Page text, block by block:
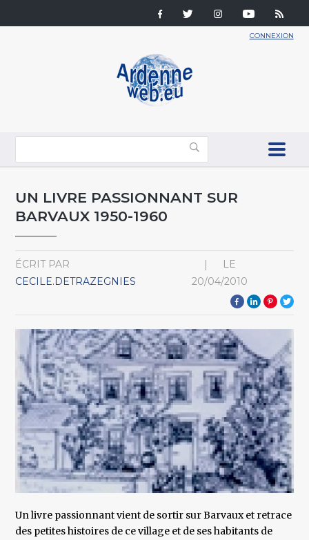
CONNEXION
UN LIVRE PASSIONNANT SUR
BARVAUX 1950-1960
ÉCRIT PAR
CECILE.DETRAZEGNIES
LE
20/04/2010
Un livre passionnant vient de sortir sur Barvaux et retrace
des petites histoires de ce village et de ses habitants de